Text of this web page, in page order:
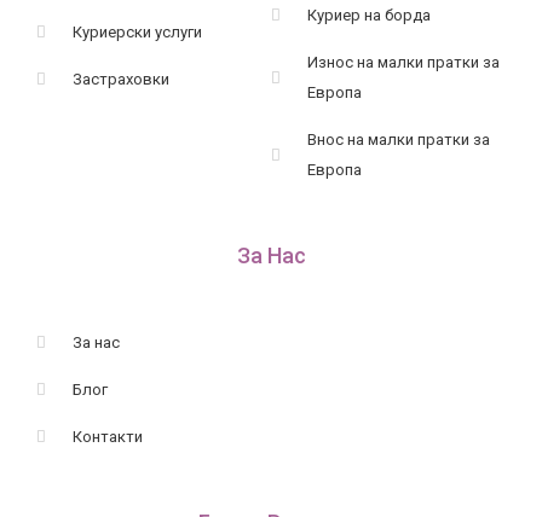
Куриерски услуги
Застраховки
Куриер на борда
Износ на малки пратки за
Европа
Внос на малки пратки за
Европа
За Нас
За нас
Блог
Контакти